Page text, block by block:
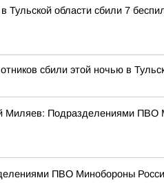
Тульской области сбили 7
сбили этой ночью в
Миляев: Подразделениями ПВО
ПВО Минобороны